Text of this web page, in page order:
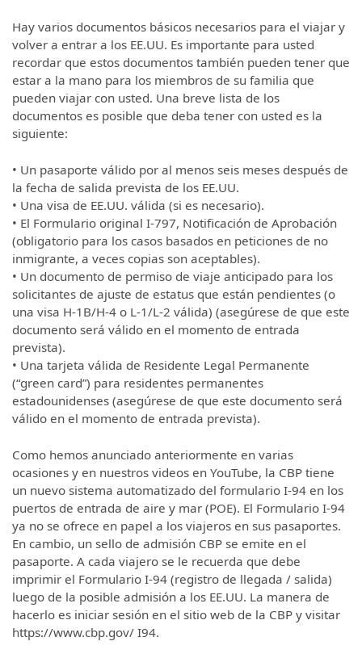
Hay varios documentos básicos necesarios para el viajar y
volver a entrar a los EE.UU. Es importante para usted
recordar que estos documentos también pueden tener que
estar a la mano para los miembros de su familia que
pueden viajar con usted. Una breve lista de los
documentos es posible que deba tener con usted es la
siguiente:
• Un pasaporte válido por al menos seis meses después de
la fecha de salida prevista de los EE.UU.
• Una visa de EE.UU. válida (si es necesario).
• El Formulario original I-797, Notificación de Aprobación
(obligatorio para los casos basados en peticiones de no
inmigrante, a veces copias son aceptables).
• Un documento de permiso de viaje anticipado para los
solicitantes de ajuste de estatus que están pendientes (o
una visa H-1B/H-4 o L-1/L-2 válida) (asegúrese de que este
documento será válido en el momento de entrada
prevista).
• Una tarjeta válida de Residente Legal Permanente
(“green card”) para residentes permanentes
estadounidenses (asegúrese de que este documento será
válido en el momento de entrada prevista).
Como hemos anunciado anteriormente en varias
ocasiones y en nuestros videos en YouTube, la CBP tiene
un nuevo sistema automatizado del formulario I-94 en los
puertos de entrada de aire y mar (POE). El Formulario I-94
ya no se ofrece en papel a los viajeros en sus pasaportes.
En cambio, un sello de admisión CBP se emite en el
pasaporte. A cada viajero se le recuerda que debe
imprimir el Formulario I-94 (registro de llegada / salida)
luego de la posible admisión a los EE.UU. La manera de
hacerlo es iniciar sesión en el sitio web de la CBP y visitar
https://www.cbp.gov/ I94.